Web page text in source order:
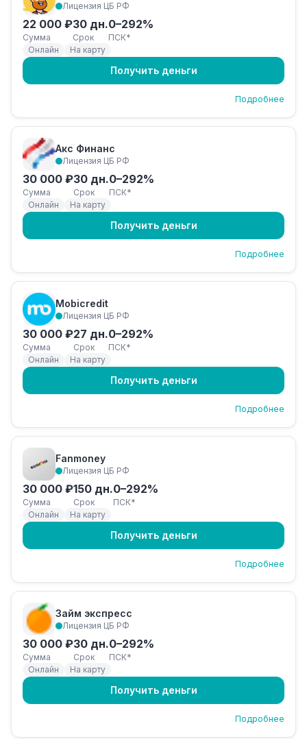
Лицензия ЦБ РФ
22 000 ₽
Сумма
30 дн.
Срок
0–292%
ПСК*
Онлайн
На карту
Получить деньги
Подробнее
Акс Финанс
Лицензия ЦБ РФ
30 000 ₽
Сумма
30 дн.
Срок
0–292%
ПСК*
Онлайн
На карту
Получить деньги
Подробнее
Mobicredit
Лицензия ЦБ РФ
30 000 ₽
Сумма
27 дн.
Срок
0–292%
ПСК*
Онлайн
На карту
Получить деньги
Подробнее
Fanmoney
Лицензия ЦБ РФ
30 000 ₽
Сумма
150 дн.
Срок
0–292%
ПСК*
Онлайн
На карту
Получить деньги
Подробнее
Займ экспресс
Лицензия ЦБ РФ
30 000 ₽
Сумма
30 дн.
Срок
0–292%
ПСК*
Онлайн
На карту
Получить деньги
Подробнее